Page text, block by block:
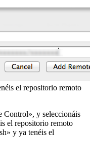
el repositorio remoto
Control», y seleccionáis
el repositorio remoto
y ya tenéis el